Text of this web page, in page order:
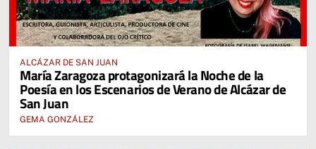
ALCÁZAR DE SAN JUAN
María Zaragoza protagonizará la Noche de la
Poesía en los Escenarios de Verano de Alcázar de
San Juan
GEMA GONZÁLEZ